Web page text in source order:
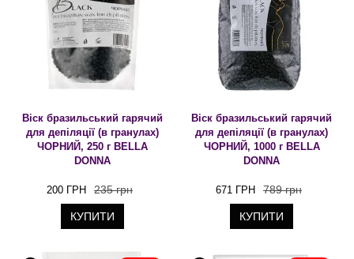
Віск бразильський гарячий
для депіляції (в гранулах)
ЧОРНИЙ, 250 г BELLA
DONNA
200 ГРН 235 грн
КУПИТИ
Віск бразильський гарячий
для депіляції (в гранулах)
ЧОРНИЙ, 1000 г BELLA
DONNA
671 ГРН 789 грн
КУПИТИ